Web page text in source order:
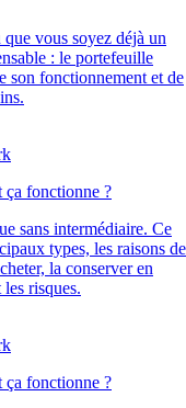
vous soyez déjà un
: le portefeuille
son fonctionnement et de
ça fonctionne ?
sans intermédiaire. Ce
types, les raisons de
la conserver en
risques.
ça fonctionne ?